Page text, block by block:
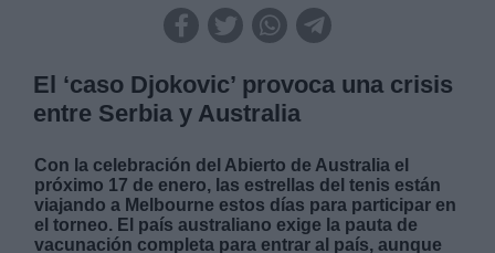
El ‘caso Djokovic’ provoca una crisis
entre Serbia y Australia
Con la celebración del Abierto de Australia el
próximo 17 de enero, las estrellas del tenis están
viajando a Melbourne estos días para participar en
el torneo. El país australiano exige la pauta de
vacunación completa para entrar al país, aunque
Destinatarios: